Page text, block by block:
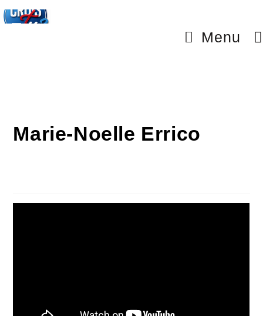
Menu
Marie-Noelle Errico